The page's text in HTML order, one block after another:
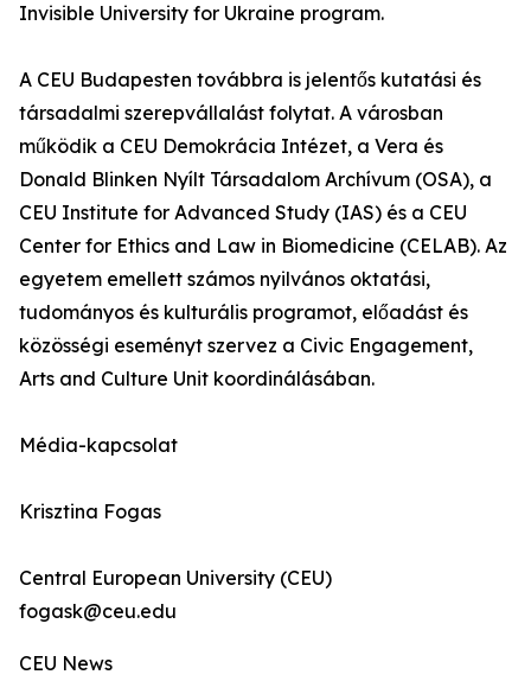
Invisible University for Ukraine program.
A CEU Budapesten továbbra is jelentős kutatási és
társadalmi szerepvállalást folytat. A városban
működik a CEU Demokrácia Intézet, a Vera és
Donald Blinken Nyílt Társadalom Archívum (OSA), a
CEU Institute for Advanced Study (IAS) és a CEU
Center for Ethics and Law in Biomedicine (CELAB). Az
egyetem emellett számos nyilvános oktatási,
tudományos és kulturális programot, előadást és
közösségi eseményt szervez a Civic Engagement,
Arts and Culture Unit koordinálásában.
Média-kapcsolat
Krisztina Fogas
Central European University (CEU)
fogask@ceu.edu
CEU News